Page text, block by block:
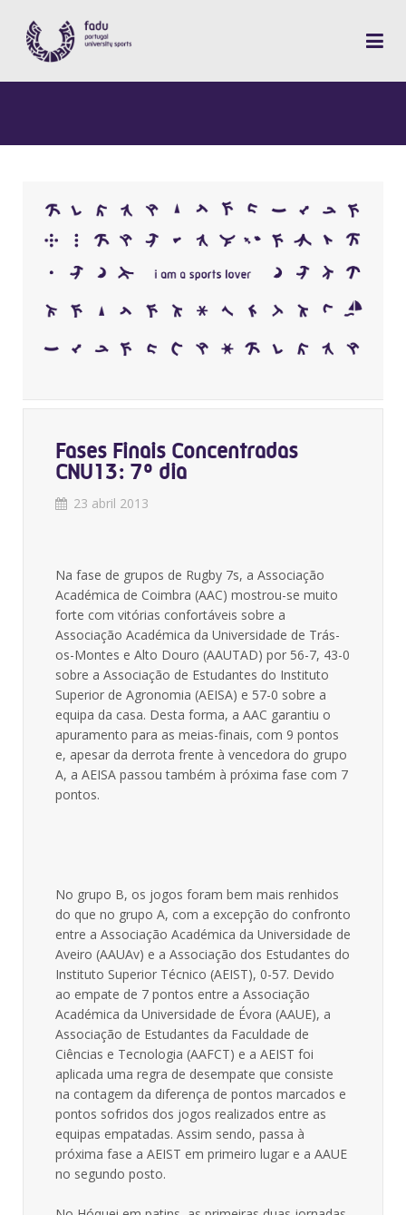
Fases Finais Concentradas
CNU13: 7º dia
23 abril 2013
Na fase de grupos de Rugby 7s, a Associação
Académica de Coimbra (AAC) mostrou-se muito
forte com vitórias confortáveis sobre a
Associação Académica da Universidade de Trás-
os-Montes e Alto Douro (AAUTAD) por 56-7, 43-0
sobre a Associação de Estudantes do Instituto
Superior de Agronomia (AEISA) e 57-0 sobre a
equipa da casa. Desta forma, a AAC garantiu o
apuramento para as meias-finais, com 9 pontos
e, apesar da derrota frente à vencedora do grupo
A, a AEISA passou também à próxima fase com 7
pontos.
No grupo B, os jogos foram bem mais renhidos
do que no grupo A, com a excepção do confronto
entre a Associação Académica da Universidade de
Aveiro (AAUAv) e a Associação dos Estudantes do
Instituto Superior Técnico (AEIST), 0-57. Devido
ao empate de 7 pontos entre a Associação
Académica da Universidade de Évora (AAUE), a
Associação de Estudantes da Faculdade de
Ciências e Tecnologia (AAFCT) e a AEIST foi
aplicada uma regra de desempate que consiste
na contagem da diferença de pontos marcados e
pontos sofridos dos jogos realizados entre as
equipas empatadas. Assim sendo, passa à
próxima fase a AEIST em primeiro lugar e a AAUE
no segundo posto.